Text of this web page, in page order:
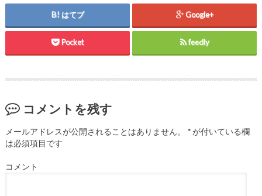
はてブ Google+
Pocket feedly
コメントを残す
メールアドレスが公開されることはありません。 *が付いている欄
は必須項目です
コメント